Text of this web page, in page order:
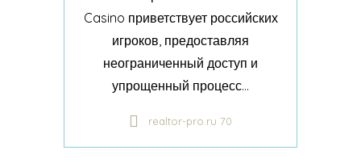
Casino приветствует российских
игроков, предоставляя
неограниченный доступ и
упрощенный процесс...
realtor-pro.ru 70